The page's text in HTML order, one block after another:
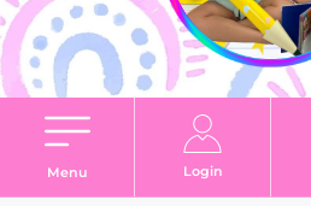
Menu Login